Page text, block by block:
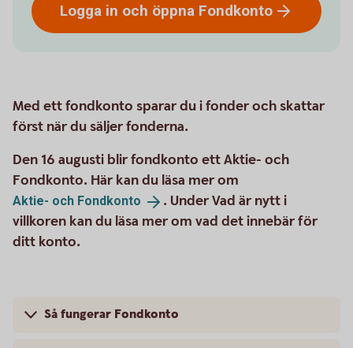
Logga in och öppna Fondkonto
Med ett fondkonto sparar du i fonder och skattar
först när du säljer fonderna.
Den 16 augusti blir fondkonto ett Aktie- och
Fondkonto. Här kan du läsa mer om
Aktie- och Fondkonto
. Under Vad är nytt i
villkoren kan du läsa mer om vad det innebär för
ditt konto.
Så fungerar Fondkonto